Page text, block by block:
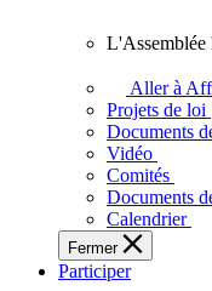
l'Ontario.
législative
adopte
touchent
vie
des
Ontariennes
L'Assemblée
Aller à
Projets de loi
Documents
Vidéo
Comités
Documents
Calendrier
Fermer
Participer